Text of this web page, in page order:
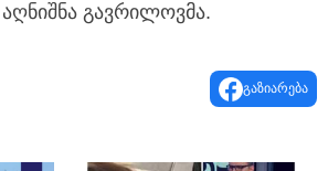
გავრილოვმა.
გაზიარება